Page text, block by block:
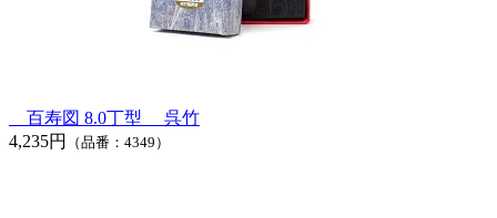
百寿図 8.0丁型 呉竹
4,235円
（品番：4349）